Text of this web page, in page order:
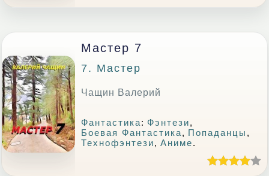
Мастер 7
7. Мастер
Чащин Валерий
Фантастика: Фэнтези,
Боевая Фантастика, Попаданцы ,
Технофэнтези,Аниме.